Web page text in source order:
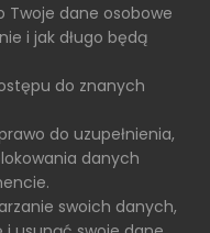
Twoje dane osobowe
i jak długo będą
do znanych
do uzupełnienia,
danych
swoich danych,